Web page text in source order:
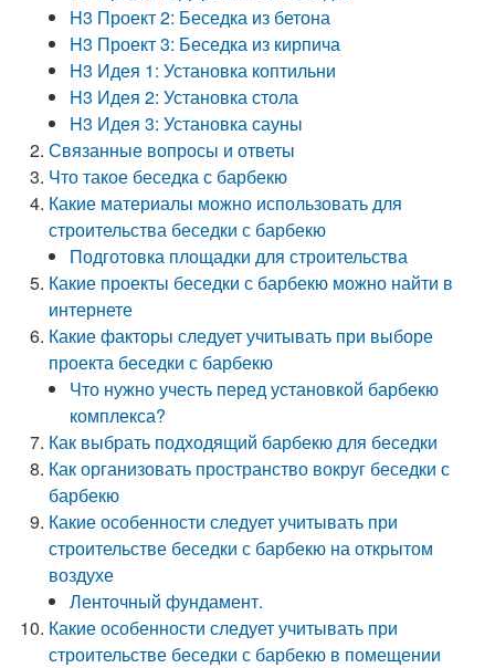
H3 Проект 2: Беседка из бетона
H3 Проект 3: Беседка из кирпича
H3 Идея 1: Установка коптильни
H3 Идея 2: Установка стола
H3 Идея 3: Установка сауны
Связанные вопросы и ответы
Что такое беседка с барбекю
Какие материалы можно использовать для
строительства беседки с барбекю
Подготовка площадки для строительства
Какие проекты беседки с барбекю можно найти в
интернете
Какие факторы следует учитывать при выборе
проекта беседки с барбекю
Что нужно учесть перед установкой барбекю
комплекса?
Как выбрать подходящий барбекю для беседки
Как организовать пространство вокруг беседки с
барбекю
Какие особенности следует учитывать при
строительстве беседки с барбекю на открытом
воздухе
Ленточный фундамент.
Какие особенности следует учитывать при
строительстве беседки с барбекю в помещении